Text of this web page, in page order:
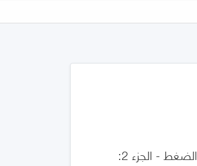
الأنابيب والوصلات المصنوعة من كلوريد البولي فينيل غير اللدن (PVC-O) لنقل الماء تحت الضغط - الجزء 2: